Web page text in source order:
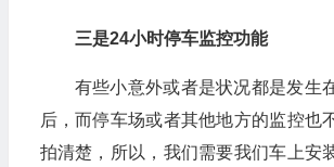
三是24小时停车监控功能
有些小意外或者是状况都是发生
后，而停车场或者其他地方的监控也
拍清楚，所以，我们需要我们车上安